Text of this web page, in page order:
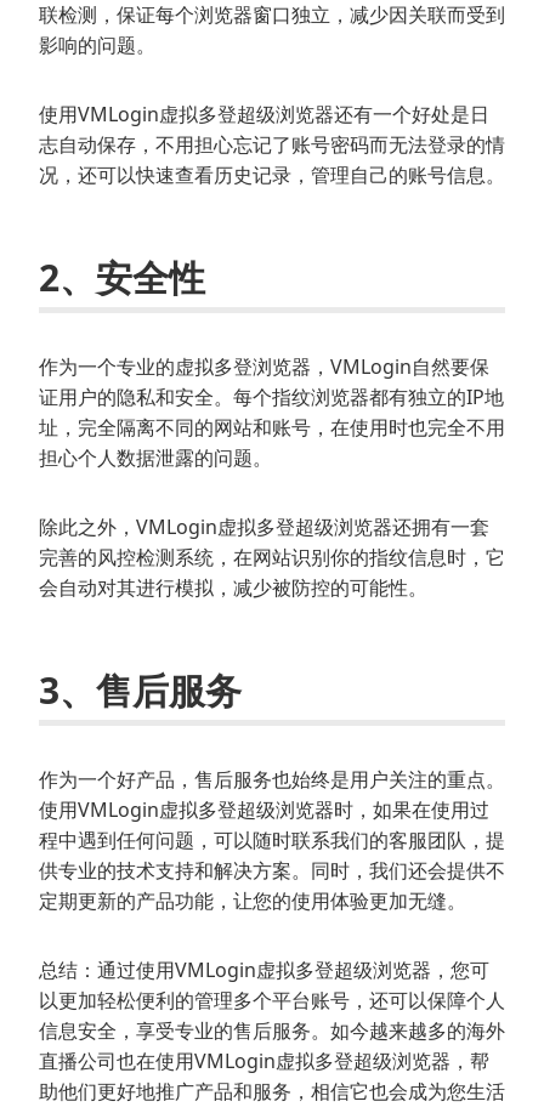
联检测，保证每个浏览器窗口独立，减少因关联而受到
影响的问题。
使用VMLogin虚拟多登超级浏览器还有一个好处是日
志自动保存，不用担心忘记了账号密码而无法登录的情
况，还可以快速查看历史记录，管理自己的账号信息。
2、安全性
作为一个专业的虚拟多登浏览器，VMLogin自然要保
证用户的隐私和安全。每个指纹浏览器都有独立的IP地
址，完全隔离不同的网站和账号，在使用时也完全不用
担心个人数据泄露的问题。
除此之外，VMLogin虚拟多登超级浏览器还拥有一套
完善的风控检测系统，在网站识别你的指纹信息时，它
会自动对其进行模拟，减少被防控的可能性。
3、售后服务
作为一个好产品，售后服务也始终是用户关注的重点。
使用VMLogin虚拟多登超级浏览器时，如果在使用过
程中遇到任何问题，可以随时联系我们的客服团队，提
供专业的技术支持和解决方案。同时，我们还会提供不
定期更新的产品功能，让您的使用体验更加无缝。
总结：通过使用VMLogin虚拟多登超级浏览器，您可
以更加轻松便利的管理多个平台账号，还可以保障个人
信息安全，享受专业的售后服务。如今越来越多的海外
直播公司也在使用VMLogin虚拟多登超级浏览器，帮
助他们更好地推广产品和服务，相信它也会成为您生活